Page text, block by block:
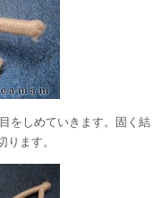
をしめていきます。固く結
ます。